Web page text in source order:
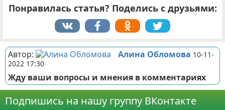
Понравилась статья? Поделись с друзьями:
Автор: Алина Обломова 10-11-
2022 17:30
Жду ваши вопросы и мнения в комментариях
Подпишись на нашу группу ВКонтакте